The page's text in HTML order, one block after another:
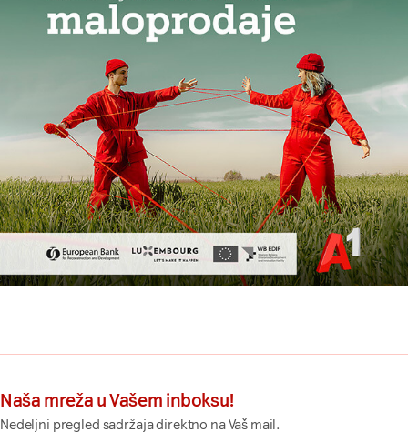
Naša mreža u Vašem inboksu!
Nedeljni pregled sadržaja direktno na Vaš mail.